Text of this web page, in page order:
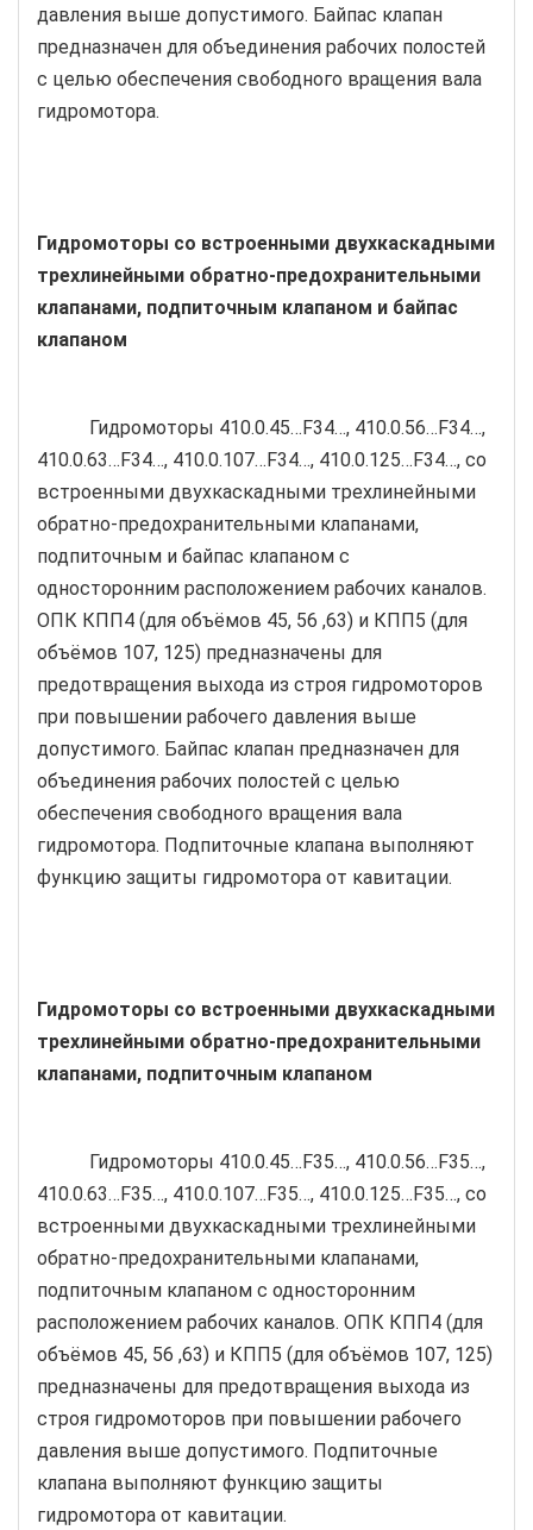
давления выше допустимого. Байпас клапан
предназначен для объединения рабочих полостей
с целью обеспечения свободного вращения вала
гидромотора.
Гидромоторы со встроенными двухкаскадными
трехлинейными обратно-предохранительными
клапанами, подпиточным клапаном и байпас
клапаном
Гидромоторы 410.0.45…F34…, 410.0.56…F34…,
410.0.63…F34…, 410.0.107…F34…, 410.0.125…F34…, со
встроенными двухкаскадными трехлинейными
обратно-предохранительными клапанами,
подпиточным и байпас клапаном с
односторонним расположением рабочих каналов.
ОПК КПП4 (для объёмов 45, 56 ,63) и КПП5 (для
объёмов 107, 125) предназначены для
предотвращения выхода из строя гидромоторов
при повышении рабочего давления выше
допустимого. Байпас клапан предназначен для
объединения рабочих полостей с целью
обеспечения свободного вращения вала
гидромотора. Подпиточные клапана выполняют
функцию защиты гидромотора от кавитации.
Гидромоторы со встроенными двухкаскадными
трехлинейными обратно-предохранительными
клапанами, подпиточным клапаном
Гидромоторы 410.0.45…F35…, 410.0.56…F35…,
410.0.63…F35…, 410.0.107…F35…, 410.0.125…F35…, со
встроенными двухкаскадными трехлинейными
обратно-предохранительными клапанами,
подпиточным клапаном с односторонним
расположением рабочих каналов. ОПК КПП4 (для
объёмов 45, 56 ,63) и КПП5 (для объёмов 107, 125)
предназначены для предотвращения выхода из
строя гидромоторов при повышении рабочего
давления выше допустимого. Подпиточные
клапана выполняют функцию защиты
гидромотора от кавитации.